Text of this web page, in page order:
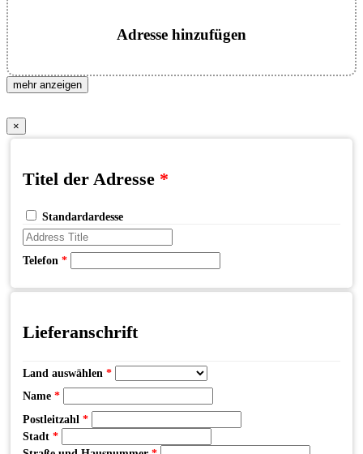
Adresse hinzufügen
mehr anzeigen
×
Titel der Adresse *
Standardardesse
Telefon *
Lieferanschrift
Land auswählen *
Name *
Postleitzahl *
Stadt *